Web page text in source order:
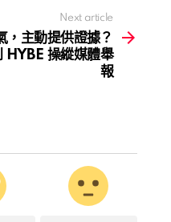
Next article
，主動提供證據？
操縱媒體舉
報